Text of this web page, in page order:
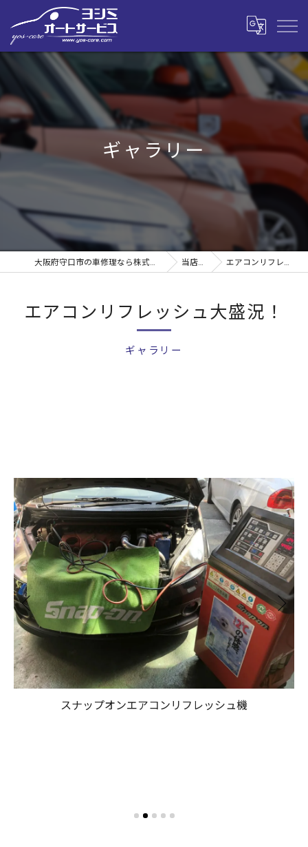
ギャラリー
大阪府守口市の車修理なら株式会社ヨシミオートサービス 当店の特徴 エアコンリフレッシュ大盛況！
ギャラリー
エアコンリフレッシュ大盛況！
スナップオンエアコンリフレッシュ機